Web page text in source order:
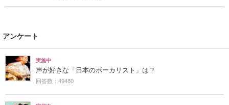
アンケート
実施中
声が好きな「日本のボーカリスト」は？
回答数：49480